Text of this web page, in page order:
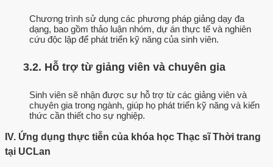
Chương trình sử dụng các phương pháp giảng dạy đa
dạng, bao gồm thảo luận nhóm, dự án thực tế và nghiên
cứu độc lập để phát triển kỹ năng của sinh viên.
3.2. Hỗ trợ từ giảng viên và chuyên gia
Sinh viên sẽ nhận được sự hỗ trợ từ các giảng viên và
chuyên gia trong ngành, giúp họ phát triển kỹ năng và kiến
thức cần thiết cho sự nghiệp.
IV. Ứng dụng thực tiễn của khóa học Thạc sĩ Thời trang
tại UCLan